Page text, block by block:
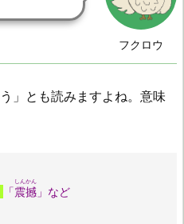
フクロウ
う」とも読みますよね。意味
「震撼
しんかん
」など